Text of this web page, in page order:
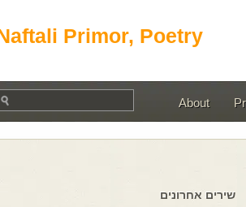
Naftali Primor, Poetry
About
שירים אחרונים